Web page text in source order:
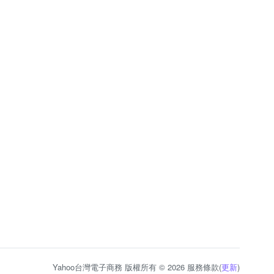
Yahoo台灣電子商務 版權所有 © 2026 服務條款(更新)